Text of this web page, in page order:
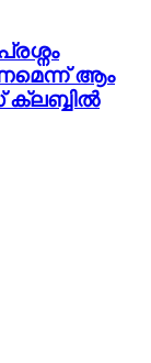
ആം
ക്ലബ്ബിൽ